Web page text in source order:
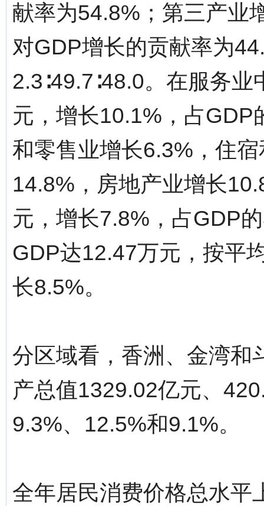
献率为54.8%；第三产业
对GDP增长的贡献率为
2.3∶49.7∶48.0。在服务
元，增长10.1%，占GDP
和零售业增长6.3%，住
14.8%，房地产业增长
元，增长7.8%，占GDP
GDP达12.47万元，按平
长8.5%。
分区域看，香洲、金湾和
产总值1329.02亿元、
9.3%、12.5%和9.1%。
全年居民消费价格总水平